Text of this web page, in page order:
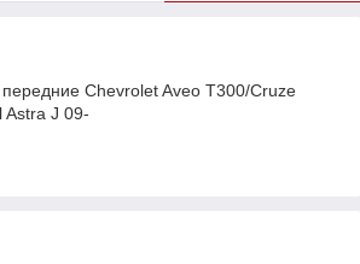
Chevrolet Aveo T300/Cruze
Astra J 09-